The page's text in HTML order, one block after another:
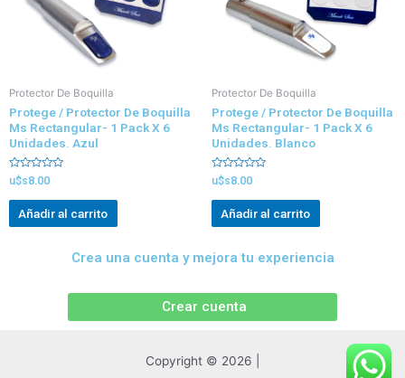
Protector De Boquilla
Protege / Protector De Boquilla
Ms Rectangular- 1 Pack X 6
Unidades. Azul
Valorado
con
0
u$s8.00
Añadir al carrito
Protector De Boquilla
Protege / Protector De Boquilla
Ms Rectangular- 1 Pack X 6
Unidades. Blanco
Valorado
con
0
u$s8.00
Añadir al carrito
Crea una cuenta y mejora tu experiencia
Crear cuenta
Copyright © 2026 |